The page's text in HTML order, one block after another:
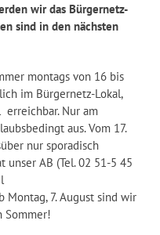
wir das Bürgernetz-
sind in den nächsten
montags von 16 bis
im Bürgernetz-Lokal,
Nur am
aus. Vom 17.
nur sporadisch
unser AB (Tel. 02 51-5 45
Montag, 7. August sind wir
Sommer!